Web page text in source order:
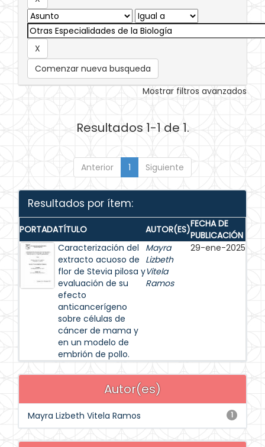
Comenzar nueva busqueda
Mostrar filtros avanzados
Resultados 1-1 de 1.
Anterior 1 Siguiente
Resultados por ítem:
PORTADATÍTULO AUTOR(ES)FECHA DE
PUBLICACIÓN
Caracterización del
extracto acuoso de
flor de Stevia pilosa y
evaluación de su
efecto
anticancerígeno
sobre células de
cáncer de mama y
en un modelo de
embrión de pollo.
Mayra
Lizbeth
Vitela
Ramos
29-ene-2025
Autor(es)
1
Mayra Lizbeth Vitela Ramos